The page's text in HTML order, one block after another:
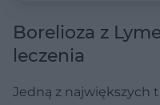
Borelioza z
leczenia
Jedną z największych